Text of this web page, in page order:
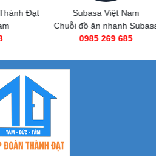
Đạt
Subasa Việt Nam
Chuỗi đồ ăn nhanh Subasa
0985 269 685